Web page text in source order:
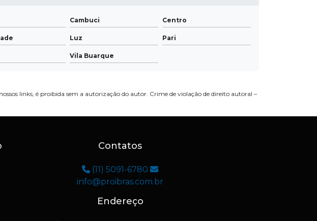
Cambuci Centro
Luz Pari
Vila Buarque
links, é proibida sem a autorização do autor. Crime de violação de direito autoral –
Contatos
(11) 5091-6780
info@proibras.com.br
Endereço